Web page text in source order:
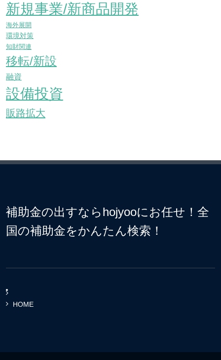
新規事業/新商品開発
海外展開
環境対策
知財関連
移転/新設
融資
設備投資
販路拡大
補助金の出すならhojyooにお任せ！全
国の補助金をかんたん検索！
HOME